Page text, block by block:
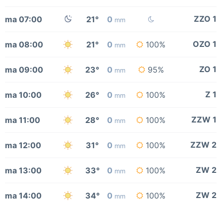
ma 07:00 21° 0 mm ZZO 1
ma 08:00 21° 0 mm 100% OZO 1
ma 09:00 23° 0 mm 95% ZO 1
ma 10:00 26° 0 mm 100% Z 1
ma 11:00 28° 0 mm 100% ZZW 1
ma 12:00 31° 0 mm 100% ZZW 2
ma 13:00 33° 0 mm 100% ZW 2
ma 14:00 34° 0 mm 100% ZW 2